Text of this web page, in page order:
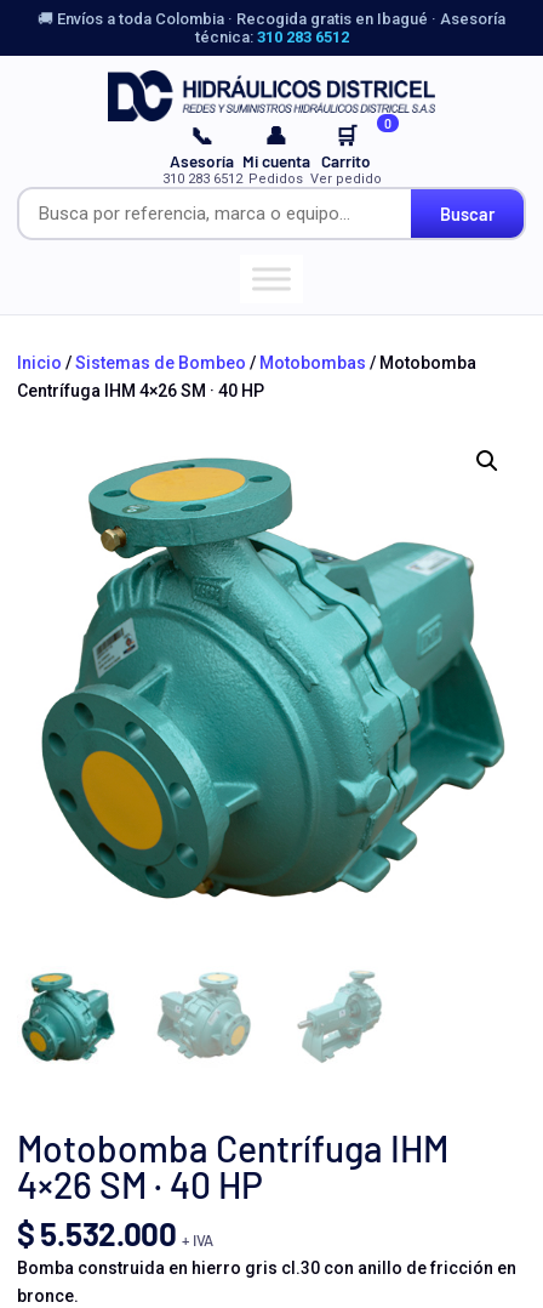
🚚 Envíos a toda Colombia · Recogida gratis en Ibagué · Asesoría
técnica: 310 283 6512
Buscar
📞
Asesoría
310 283 6512
👤
Mi cuenta
Pedidos
🛒 0
Carrito
Ver pedido
Inicio /Sistemas de Bombeo / Motobombas / Motobomba
Centrífuga IHM 4×26 SM · 40 HP
Motobomba Centrífuga IHM
4×26 SM · 40 HP
$5.532.000 + IVA
Bomba construida en hierro gris cl.30 con anillo de fricción en
bronce.